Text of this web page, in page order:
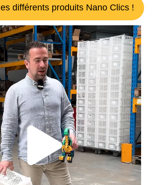
différents produits Nano Clics !
Play